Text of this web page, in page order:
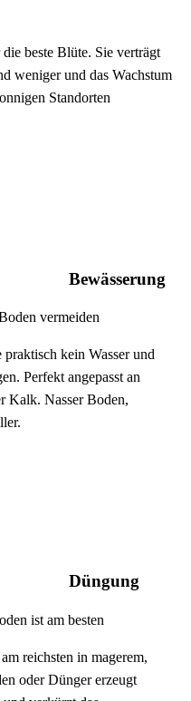
beste Blüte. Sie verträgt
weniger und das Wachstum
Standorten
Bewässerung
vermeiden
kein Wasser und
Perfekt angepasst an
Kalk. Nasser Boden,
Düngung
ist am besten
reichsten in magerem,
oder Dünger erzeugt